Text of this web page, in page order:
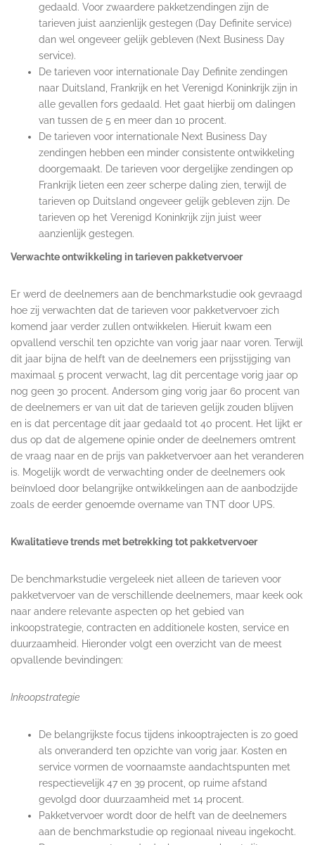
gedaald. Voor zwaardere pakketzendingen zijn de
tarieven juist aanzienlijk gestegen (Day Definite service)
dan wel ongeveer gelijk gebleven (Next Business Day
service).
De tarieven voor internationale Day Definite zendingen
naar Duitsland, Frankrijk en het Verenigd Koninkrijk zijn in
alle gevallen fors gedaald. Het gaat hierbij om dalingen
van tussen de 5 en meer dan 10 procent.
De tarieven voor internationale Next Business Day
zendingen hebben een minder consistente ontwikkeling
doorgemaakt. De tarieven voor dergelijke zendingen op
Frankrijk lieten een zeer scherpe daling zien, terwijl de
tarieven op Duitsland ongeveer gelijk gebleven zijn. De
tarieven op het Verenigd Koninkrijk zijn juist weer
aanzienlijk gestegen.
Verwachte ontwikkeling in tarieven pakketvervoer
Er werd de deelnemers aan de benchmarkstudie ook gevraagd
hoe zij verwachten dat de tarieven voor pakketvervoer zich
komend jaar verder zullen ontwikkelen. Hieruit kwam een
opvallend verschil ten opzichte van vorig jaar naar voren. Terwijl
dit jaar bijna de helft van de deelnemers een prijsstijging van
maximaal 5 procent verwacht, lag dit percentage vorig jaar op
nog geen 30 procent. Andersom ging vorig jaar 60 procent van
de deelnemers er van uit dat de tarieven gelijk zouden blijven
en is dat percentage dit jaar gedaald tot 40 procent. Het lijkt er
dus op dat de algemene opinie onder de deelnemers omtrent
de vraag naar en de prijs van pakketvervoer aan het veranderen
is. Mogelijk wordt de verwachting onder de deelnemers ook
beïnvloed door belangrijke ontwikkelingen aan de aanbodzijde
zoals de eerder genoemde overname van TNT door UPS.
Kwalitatieve trends met betrekking tot pakketvervoer
De benchmarkstudie vergeleek niet alleen de tarieven voor
pakketvervoer van de verschillende deelnemers, maar keek ook
naar andere relevante aspecten op het gebied van
inkoopstrategie, contracten en additionele kosten, service en
duurzaamheid. Hieronder volgt een overzicht van de meest
opvallende bevindingen:
Inkoopstrategie
De belangrijkste focus tijdens inkooptrajecten is zo goed
als onveranderd ten opzichte van vorig jaar. Kosten en
service vormen de voornaamste aandachtspunten met
respectievelijk 47 en 39 procent, op ruime afstand
gevolgd door duurzaamheid met 14 procent.
Pakketvervoer wordt door de helft van de deelnemers
aan de benchmarkstudie op regionaal niveau ingekocht.